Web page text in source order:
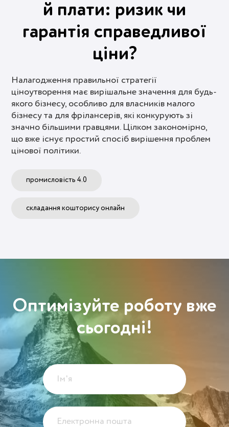
й плати: ризик чи
гарантія справедливої
ціни?
Налагодження правильної стратегії
ціноутворення має вирішальне значення для будь-
якого бізнесу, особливо для власників малого
бізнесу та для фрілансерів, які конкурують зі
значно більшими гравцями. Цілком закономірно,
що вже існує простий спосіб вирішення проблем
цінової політики.
промисловість 4.0
складання кошторису онлайн
Оптимізуйте роботу вже
сьогодні!